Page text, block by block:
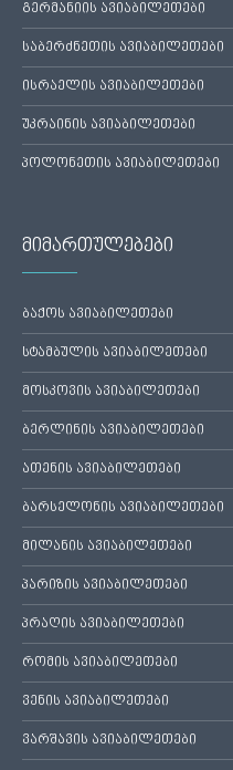
გერმანიის ავიაბილეთები
საბერძნეთის ავიაბილეთები
ისრაელის ავიაბილეთები
უკრაინის ავიაბილეთები
პოლონეთის ავიაბილეთები
მიმართულებები
ბაქოს ავიაბილეთები
სტამბულის ავიაბილეთები
მოსკოვის ავიაბილეთები
ბერლინის ავიაბილეთები
ათენის ავიაბილეთები
ბარსელონის ავიაბილეთები
მილანის ავიაბილეთები
პარიზის ავიაბილეთები
პრაღის ავიაბილეთები
რომის ავიაბილეთები
ვენის ავიაბილეთები
ვარშავის ავიაბილეთები